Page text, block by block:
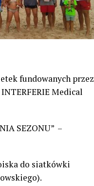
fundowanych przez
Medical
SEZONU” –
do siatkówki